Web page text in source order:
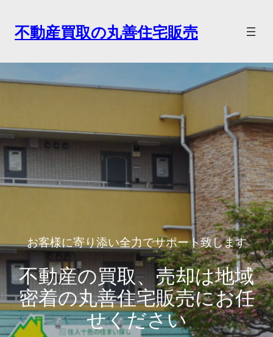
ッ
不動産買取の丸善住宅販売
お客様に寄り添い全力でサポート致します
不動産の買取、売却は地域
密着の丸善住宅販売にお任
せください